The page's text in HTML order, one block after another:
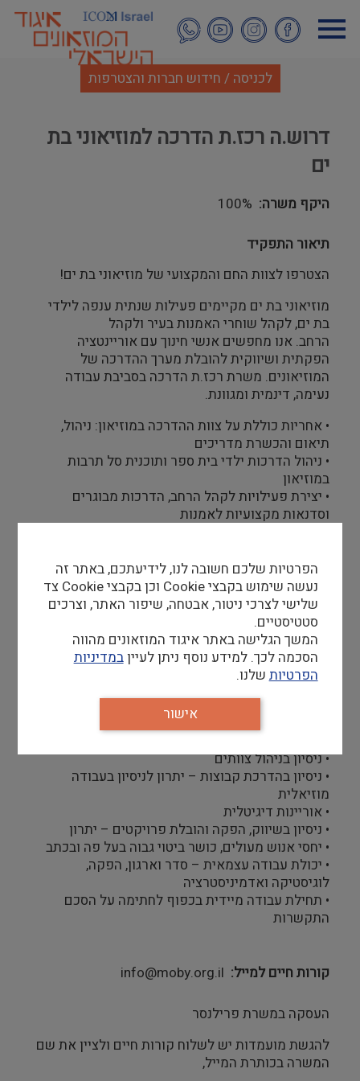
לתוכן
העיקרי
לכניסה / חידוש חברות והצטרפות
דרוש.ה רכז.ת הדרכה למוזיאוני בת
ים
היקף משרה 100%
תיאור התפקיד
הצטרפו לצוות החם והמקצועי של מוזיאוני בת ים!
מוזיאוני בת ים מקיימים פעילות שנתית ענפה לילדי
בת ים, לקהל שוחרי האמנות בעיר ולקהל
הרחב. אנו מחפשים אנשי חינוך עם אוריינטציה
הפקתית ושיווקית להובלת מערך ההדרכה של
המוזיאונים. משרת רכז.ת הדרכה בסביבת עבודה
נעימה, דינמית ומגוונת.
• אחריות כוללת על צוות ההדרכה במוזיאון: ניהול,
תיאום והכשרת מדריכים
• ניהול הדרכות ילדי בית ספר ותוכנית סל תרבות
במוזיאון
• יצירת פעילויות לקהל הרחב, הדרכות מבוגרים
וסדנאות מקצועיות לאמנות
• שיווק ביקורי קבוצות וחיזוק הקשר בין הקהילה
למוזיאון
• ניהול קשר שוטף עם אגפי העירייה השונים, משרד
החינוך, ומוסדות נוספים
• תפעול כולל של מערך הזמנת הדרכות
• מעורבות בפיתוח תערוכות לילדים
• ניסיון בניהול צוותים
• ניסיון בהדרכת קבוצות – יתרון לניסיון בעבודה
מוזיאלית
• אוריינות דיגיטלית
• ניסיון בשיווק, הפקה והובלת פרויקטים – יתרון
• יחסי אנוש מעולים, כושר ביטוי גבוה בעל פה ובכתב
• יכולת עבודה עצמאית – סדר וארגון, הפקה,
לוגיסטיקה ואדמיניסטרציה
• תחילת עבודה מיידית בכפוף לחתימה על הסכם
התקשרות
קורות חיים למייל info@moby.org.il
העסקה במשרת פרילנסר
להגשת מועמדות יש לשלוח קורות חיים ולציין את שם
המשרה בכותרת המייל,
הפרטיות שלכם חשובה לנו, לידיעתכם, באתר זה
נעשה שימוש בקבצי Cookie וכן בקבצי Cookie צד
שלישי לצרכי ניטור, אבטחה, שיפור האתר, וצרכים
סטטיסטיים.
המשך הגלישה באתר איגוד המוזאונים מהווה
הסכמה לכך. למידע נוסף ניתן לעייןבמדיניות
הפרטיות שלנו.
אישור